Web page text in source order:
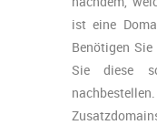
ist eine
Benötigen
Sie diese